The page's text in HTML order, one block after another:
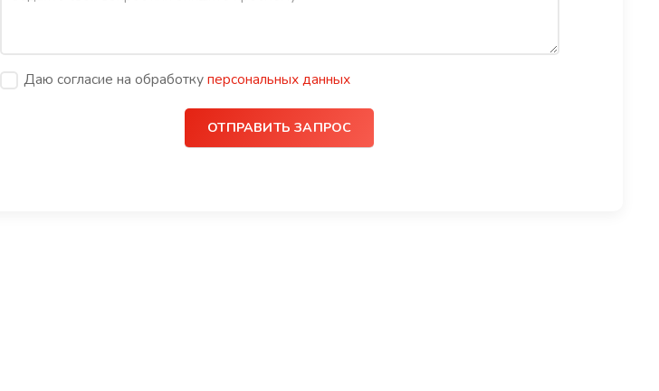
Даю согласие на обработкуперсональных данных
ОТПРАВИТЬ ЗАПРОС